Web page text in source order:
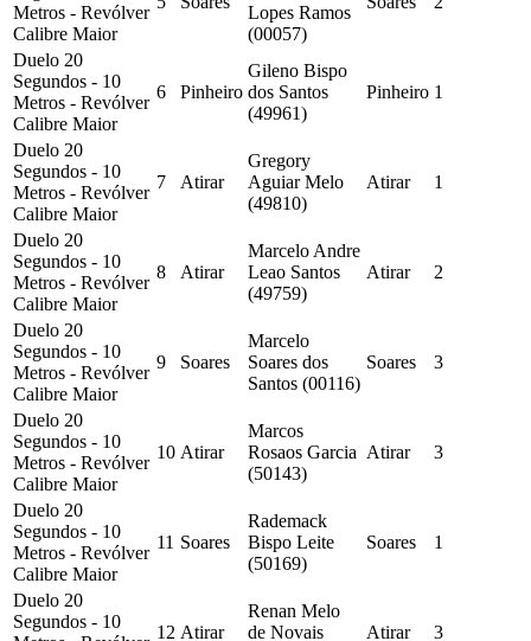
Metros - Revólver
Calibre Maior
Lopes Ramos
(00057)
Duelo 20
Segundos - 10
Metros - Revólver
Calibre Maior
6 Pinheiro
Gileno Bispo
dos Santos
(49961)
Pinheiro 1
Duelo 20
Segundos - 10
Metros - Revólver
Calibre Maior
7 Atirar
Gregory
Aguiar Melo
(49810)
Atirar 1
Duelo 20
Segundos - 10
Metros - Revólver
Calibre Maior
8 Atirar
Marcelo Andre
Leao Santos
(49759)
Atirar 2
Duelo 20
Segundos - 10
Metros - Revólver
Calibre Maior
9 Soares
Marcelo
Soares dos
Santos (00116)
Soares 3
Duelo 20
Segundos - 10
Metros - Revólver
Calibre Maior
10 Atirar
Marcos
Rosaos Garcia
(50143)
Atirar 3
Duelo 20
Segundos - 10
Metros - Revólver
Calibre Maior
11 Soares
Rademack
Bispo Leite
(50169)
Soares 1
Duelo 20
Segundos - 10
12 Atirar
Renan Melo
de Novais
Atirar 3